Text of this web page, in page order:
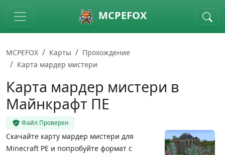
Skip to main content MCPEFOX
MCPEFOX Карты
Прохождение
Карта мардер мистери
Карта мардер мистери в
Майнкрафт ПЕ
Файл Проверен
Скачайте карту мардер мистери для
Minecraft PE и попробуйте формат с